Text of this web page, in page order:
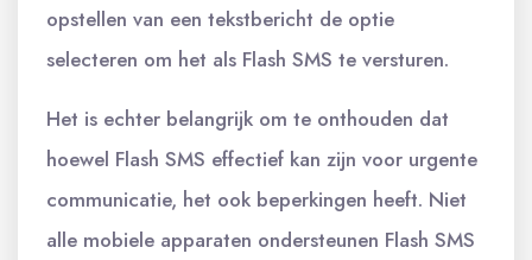
opstellen van een tekstbericht de optie
selecteren om het als Flash SMS te versturen.
Het is echter belangrijk om te onthouden dat
hoewel Flash SMS effectief kan zijn voor urgente
communicatie, het ook beperkingen heeft. Niet
alle mobiele apparaten ondersteunen Flash SMS